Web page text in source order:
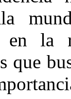
en la
que